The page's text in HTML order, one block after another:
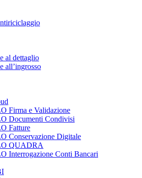
al dettaglio
all’ingrosso
Firma e Validazione
Documenti Condivisi
Fatture
Conservazione Digitale
QUADRA
Interrogazione Conti Bancari